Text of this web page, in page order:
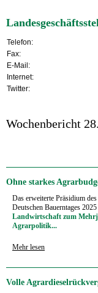
Telefon:
Fax:
E-Mail:
Internet:
Twitter:
Wochenbericht
Ohne starkes
Das erweiterte Präsidium
Deutschen Bauerntages
Landwirtschaft zum
Agrarpolitik...
Mehr lesen
Volle